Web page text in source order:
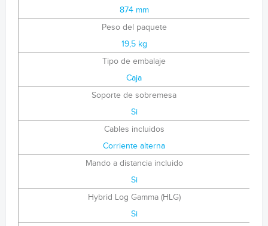
874 mm
Peso del paquete
19,5 kg
Tipo de embalaje
Caja
Soporte de sobremesa
Si
Cables incluidos
Corriente alterna
Mando a distancia incluido
Si
Hybrid Log Gamma (HLG)
Si